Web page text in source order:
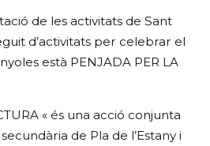
de les activitats de Sant
d’activitats per celebrar el
està PENJADA PER LA
« és una acció conjunta
de Pla de l’Estany i